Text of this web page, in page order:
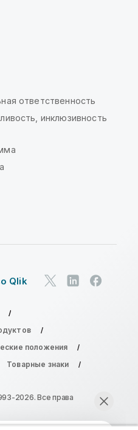
ответственность
инклюзивность
Qlik
положения
Товарные знаки
2026. Все права